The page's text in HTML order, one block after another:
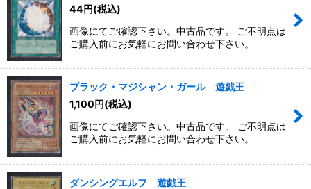
44円(税込)
画像にてご確認下さい。中古品です。 ご不明点は
ご購入前にお気軽にお問い合わせ下さい。
ブラック・マジシャン・ガール 遊戯王
1,100円(税込)
画像にてご確認下さい。中古品です。 ご不明点は
ご購入前にお気軽にお問い合わせ下さい。
ダンシングエルフ 遊戯王